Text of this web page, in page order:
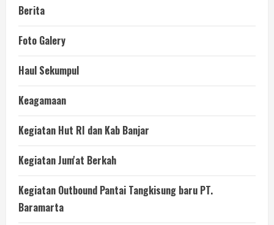
Berita
Foto Galery
Haul Sekumpul
Keagamaan
Kegiatan Hut RI dan Kab Banjar
Kegiatan Jum'at Berkah
Kegiatan Outbound Pantai Tangkisung baru PT.
Baramarta